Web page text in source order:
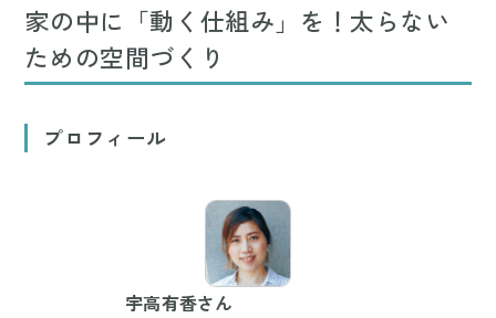
家の中に「動く仕組み」を！太らない
ための空間づくり
プロフィール
宇高有香さん